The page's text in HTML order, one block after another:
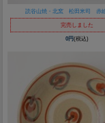
読谷山焼・北窯 松田米司 赤
完売しました
0円(税込)